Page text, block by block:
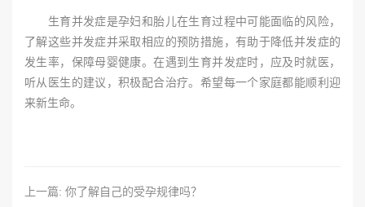
生育并发症是孕妇和胎儿在生育过程中可能面临的风险，
了解这些并发症并采取相应的预防措施，有助于降低并发症的
发生率，保障母婴健康。在遇到生育并发症时，应及时就医，
听从医生的建议，积极配合治疗。希望每一个家庭都能顺利迎
来新生命。
上一篇: 你了解自己的受孕规律吗？